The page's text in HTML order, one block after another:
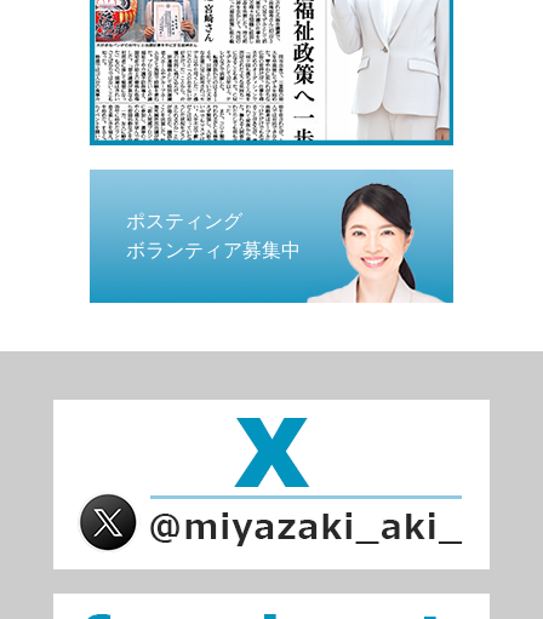
ポスティング
ボランティア募集中